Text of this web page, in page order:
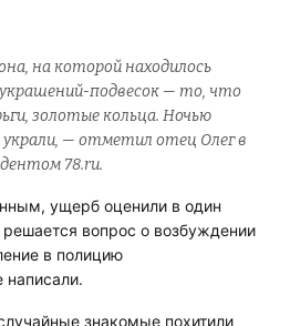
которой находилось огромное
— то, что люди жертвовали,
оперативно залезли и украли, —
с корреспондентом 78.ru.
ущерб оценили в один
вопрос о возбуждении
в полицию
егопродать долю в квартире